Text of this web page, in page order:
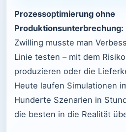
Prozessoptimierung ohne
Produktionsunterbrechung:
Zwilling musste man
Linie testen – mit dem
produzieren oder die
Heute laufen Simulationen
Hunderte Szenarien in
die besten in die Realität